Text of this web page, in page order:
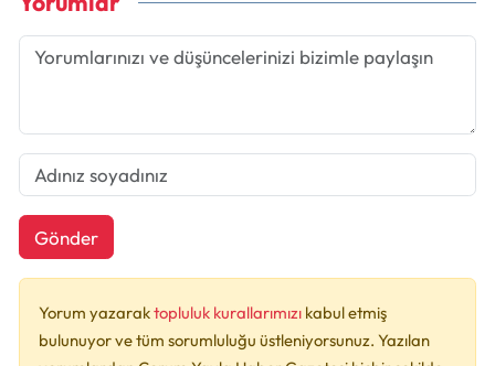
Gönder
Yorum yazaraktopluluk kurallarımızı kabul etmiş
bulunuyor ve tüm sorumluluğu üstleniyorsunuz. Yazılan